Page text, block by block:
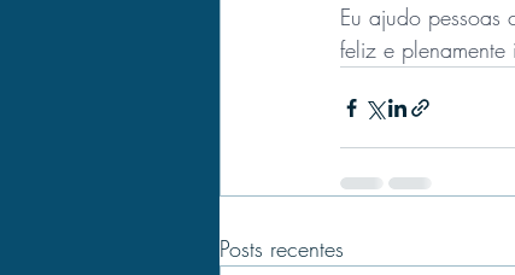
Eu ajudo pessoas
feliz e
Posts recentes